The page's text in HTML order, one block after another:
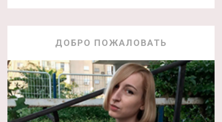
ДОБРО ПОЖАЛОВАТЬ